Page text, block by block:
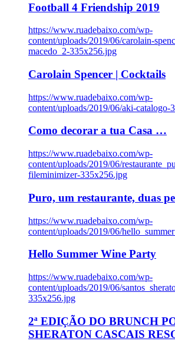
Football 4 Friendship 2019
https://www.ruadebaixo.com/wp-
content/uploads/2019/06/carolain-
macedo_2-335x256.jpg
Carolain Spencer | Cocktails
https://www.ruadebaixo.com/wp-
content/uploads/2019/06/aki-catalogo-
Como decorar a tua Casa …
https://www.ruadebaixo.com/wp-
content/uploads/2019/06/
fileminimizer-335x256.jpg
Puro, um restaurante, duas
https://www.ruadebaixo.com/wp-
content/uploads/2019/06/
Hello Summer Wine Party
https://www.ruadebaixo.com/wp-
content/uploads/2019/06/
335x256.jpg
2ª EDIÇÃO DO BRUNCH
SHERATON CASCAIS